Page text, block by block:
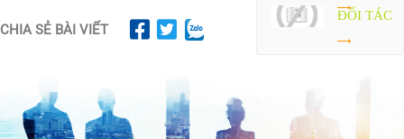
CHIA SẺ BÀI VIẾT
ĐỐI TÁC